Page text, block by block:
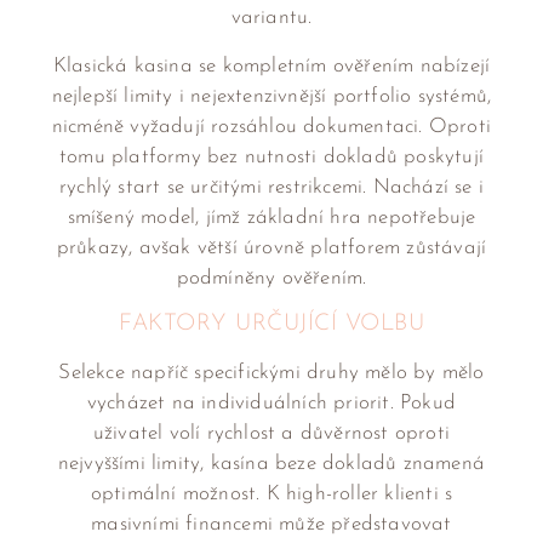
variantu.
Klasická kasina se kompletním ověřením nabízejí
nejlepší limity i nejextenzivnější portfolio systémů,
nicméně vyžadují rozsáhlou dokumentaci. Oproti
tomu platformy bez nutnosti dokladů poskytují
rychlý start se určitými restrikcemi. Nachází se i
smíšený model, jímž základní hra nepotřebuje
průkazy, avšak větší úrovně platforem zůstávají
podmíněny ověřením.
FAKTORY URČUJÍCÍ VOLBU
Selekce napříč specifickými druhy mělo by mělo
vycházet na individuálních priorit. Pokud
uživatel volí rychlost a důvěrnost oproti
nejvyššími limity, kasína beze dokladů znamená
optimální možnost. K high-roller klienti s
masivními financemi může představovat